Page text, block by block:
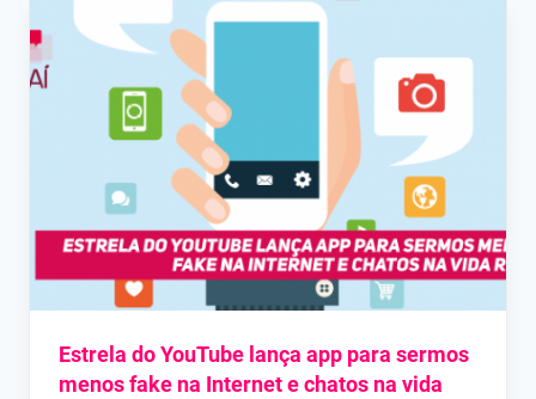
Estrela do YouTube lança app para sermos
menos fake na Internet e chatos na vida